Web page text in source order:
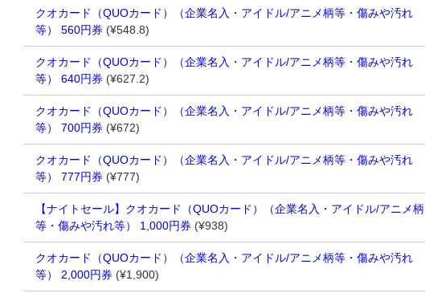
クオカード（QUOカード）（企業名入・アイドル/アニメ柄等・傷みや汚れ
等） 560円券 (¥548.8)
クオカード（QUOカード）（企業名入・アイドル/アニメ柄等・傷みや汚れ
等） 640円券 (¥627.2)
クオカード（QUOカード）（企業名入・アイドル/アニメ柄等・傷みや汚れ
等） 700円券 (¥672)
クオカード（QUOカード）（企業名入・アイドル/アニメ柄等・傷みや汚れ
等） 777円券 (¥777)
【ナイトセール】クオカード（QUOカード）（企業名入・アイドル/アニメ柄
等・傷みや汚れ等） 1,000円券 (¥938)
クオカード（QUOカード）（企業名入・アイドル/アニメ柄等・傷みや汚れ
等） 2,000円券 (¥1,900)